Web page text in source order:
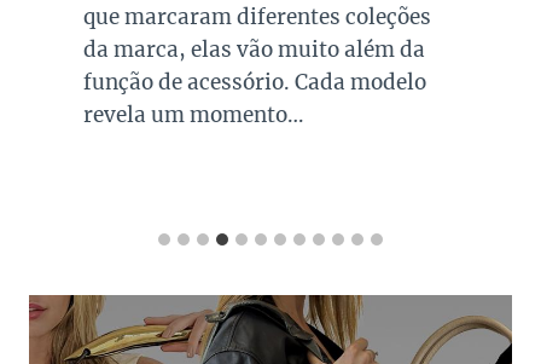
que marcaram diferentes coleções
da marca, elas vão muito além da
função de acessório. Cada modelo
revela um momento…